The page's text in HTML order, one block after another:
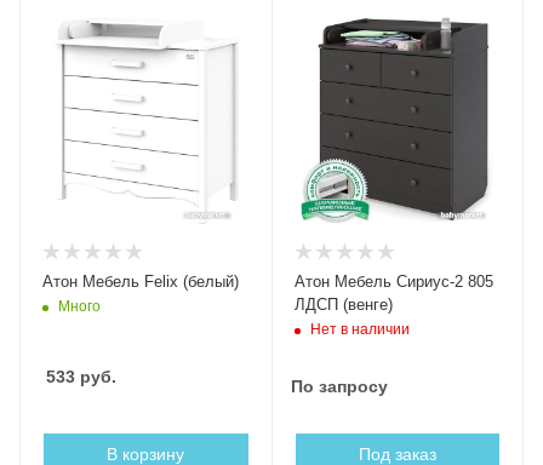
Атон Мебель Felix (белый)
Много
533 руб.
В корзину
Атон Мебель Сириус-2 805
ЛДСП (венге)
Нет в наличии
По запросу
Под заказ